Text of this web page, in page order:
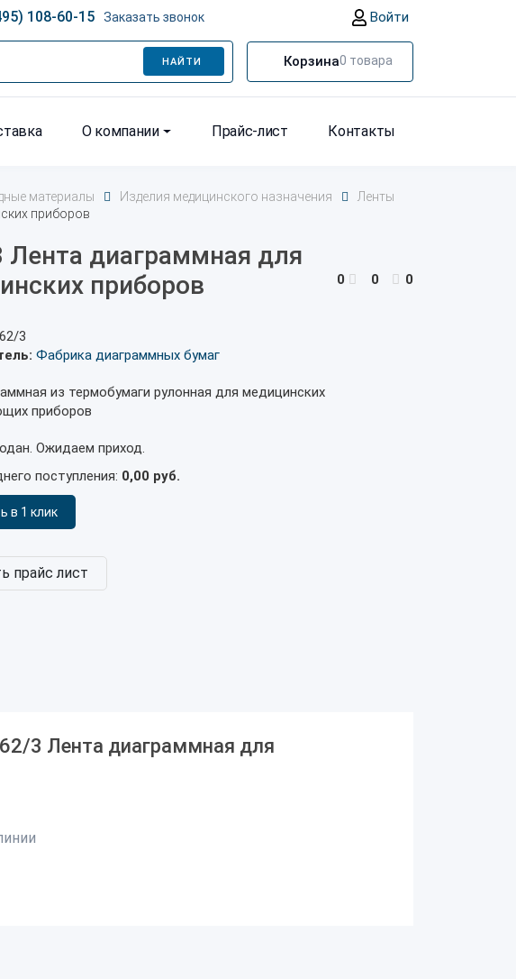
108-60-15 Заказать звонок Войти
НАЙТИ Корзина0 товара
О компании Прайс-лист Контакты
материалы Изделия медицинского назначения
Ленты
приборов
Лента диаграммная для
приборов
0 0 0
3
Фабрика диаграммных бумаг
из термобумаги рулонная для медицинских
приборов
Ожидаем приход.
поступления: 0,00 руб.
в 1 клик
прайс лист
3 Лента диаграммная для